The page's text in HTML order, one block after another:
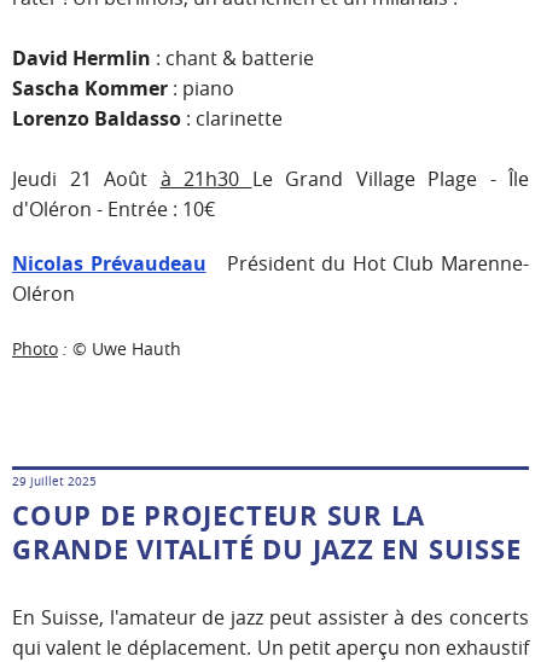
David Hermlin : chant & batterie
Sascha Kommer : piano
Lorenzo Baldasso : clarinette
Jeudi 21 Août à 21h30 Le Grand Village Plage - Île
d'Oléron - Entrée : 10€
Nicolas Prévaudeau Président du Hot Club Marenne-
Oléron
Photo : © Uwe Hauth
29 juillet 2025
COUP DE PROJECTEUR SUR LA
GRANDE VITALITÉ DU JAZZ EN SUISSE
En Suisse, l'amateur de jazz peut assister à des concerts
qui valent le déplacement. Un petit aperçu non exhaustif